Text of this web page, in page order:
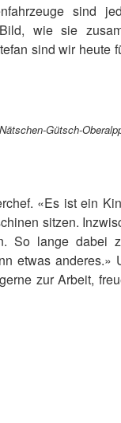
sind
wie sie
sind wir heute
Gütsch-
«Es ist ein
sitzen.
So lange dabei
etwas anderes.»
zur Arbeit,